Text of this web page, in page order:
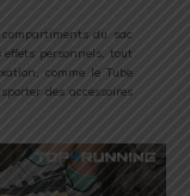
du sac
personnels, tout
comme le Tube
des accessoires